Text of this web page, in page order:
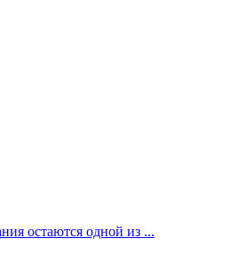
остаются одной из ...